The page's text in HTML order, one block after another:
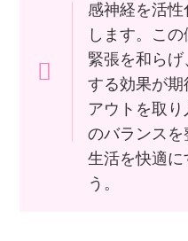
感神経を活
します。こ
緊張を和ら
する効果が
アウトを取
のバランス
生活を快適に
う。